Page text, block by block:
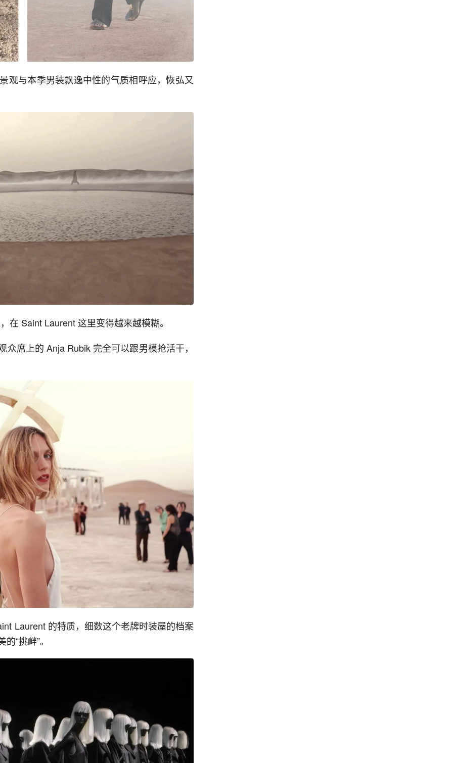
观与本季男装飘逸中性的气质相呼应，恢弘又
在 Saint Laurent 这里变得越来越模糊。
席上的 Anja Rubik 完全可以跟男模抢活干，
Laurent 的特质，细数这个老牌时装屋的档案
“挑衅”。